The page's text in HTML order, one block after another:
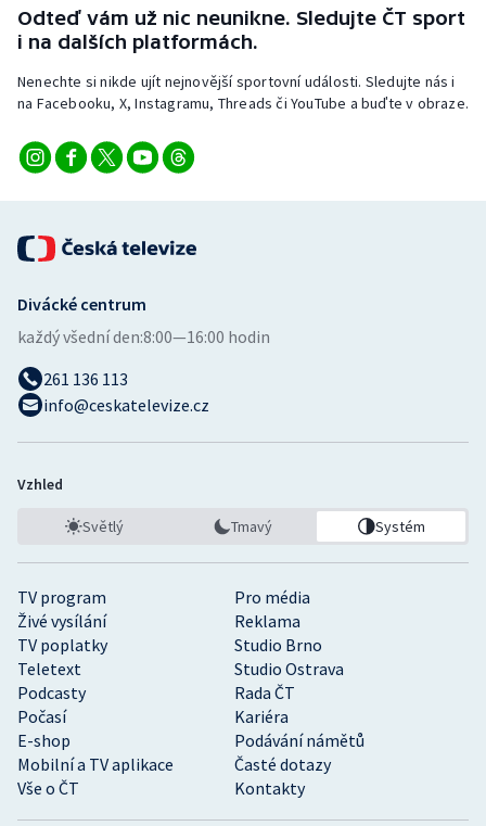
Odteď vám už nic neunikne. Sledujte ČT sport
i na dalších platformách.
Nenechte si nikde ujít nejnovější sportovní události. Sledujte nás i
na Facebooku, X, Instagramu, Threads či YouTube a buďte v obraze.
TV program
Pro média
Živé vysílání
Reklama
TV poplatky
Studio Brno
Teletext
Studio Ostrava
Podcasty
Rada ČT
Počasí
Kariéra
E-shop
Podávání námětů
Mobilní a TV aplikace
Časté dotazy
Vše o ČT
Kontakty
Divácké centrum
každý všední den:8:00—16:00 hodin
261 136 113
info@ceskatelevize.cz
Vzhled
Světlý Tmavý Systém